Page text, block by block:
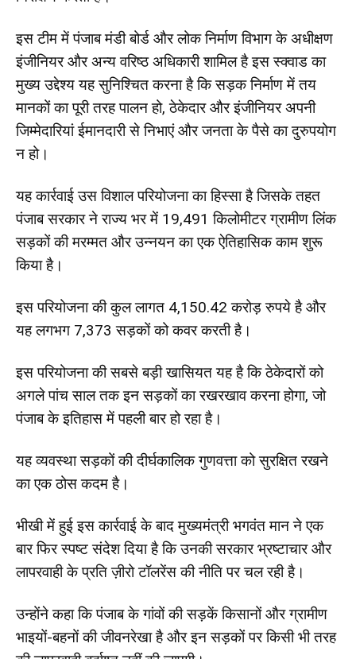
इस टीम में पंजाब मंडी बोर्ड और लोक निर्माण विभाग के अधीक्षण
इंजीनियर और अन्य वरिष्ठ अधिकारी शामिल है इस स्क्वाड का
मुख्य उद्देश्य यह सुनिश्चित करना है कि सड़क निर्माण में तय
मानकों का पूरी तरह पालन हो, ठेकेदार और इंजीनियर अपनी
जिम्मेदारियां ईमानदारी से निभाएं और जनता के पैसे का दुरुपयोग
न हो।
यह कार्रवाई उस विशाल परियोजना का हिस्सा है जिसके तहत
पंजाब सरकार ने राज्य भर में 19,491 किलोमीटर ग्रामीण लिंक
सड़कों की मरम्मत और उन्नयन का एक ऐतिहासिक काम शुरू
किया है।
इस परियोजना की कुल लागत 4,150.42 करोड़ रुपये है और
यह लगभग 7,373 सड़कों को कवर करती है।
इस परियोजना की सबसे बड़ी खासियत यह है कि ठेकेदारों को
अगले पांच साल तक इन सड़कों का रखरखाव करना होगा, जो
पंजाब के इतिहास में पहली बार हो रहा है।
यह व्यवस्था सड़कों की दीर्घकालिक गुणवत्ता को सुरक्षित रखने
का एक ठोस कदम है।
भीखी में हुई इस कार्रवाई के बाद मुख्यमंत्री भगवंत मान ने एक
बार फिर स्पष्ट संदेश दिया है कि उनकी सरकार भ्रष्टाचार और
लापरवाही के प्रति ज़ीरो टॉलरेंस की नीति पर चल रही है।
उन्होंने कहा कि पंजाब के गांवों की सड़कें किसानों और ग्रामीण
भाइयों-बहनों की जीवनरेखा है और इन सड़कों पर किसी भी तरह